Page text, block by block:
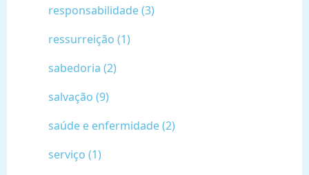
responsabilidade (3)
ressurreição (1)
sabedoria (2)
salvação (9)
saúde e enfermidade (2)
serviço (1)